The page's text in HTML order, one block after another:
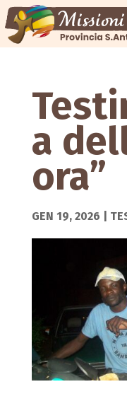
a
ora”
GEN 19, 2026